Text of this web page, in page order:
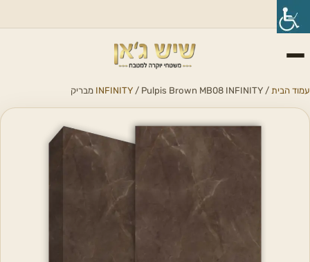
עמוד הבית /
INFINITY / Pulpis Brown MB08 INFINITY מבריק